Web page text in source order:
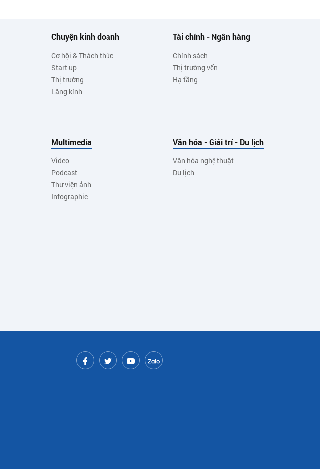
Chuyện kinh doanh
Cơ hội & Thách thức
Start up
Thị trường
Lăng kính
Tài chính - Ngân hàng
Chính sách
Thị trường vốn
Hạ tầng
Multimedia
Video
Podcast
Thư viện ảnh
Infographic
Văn hóa - Giải trí - Du lịch
Văn hóa nghệ thuật
Du lịch